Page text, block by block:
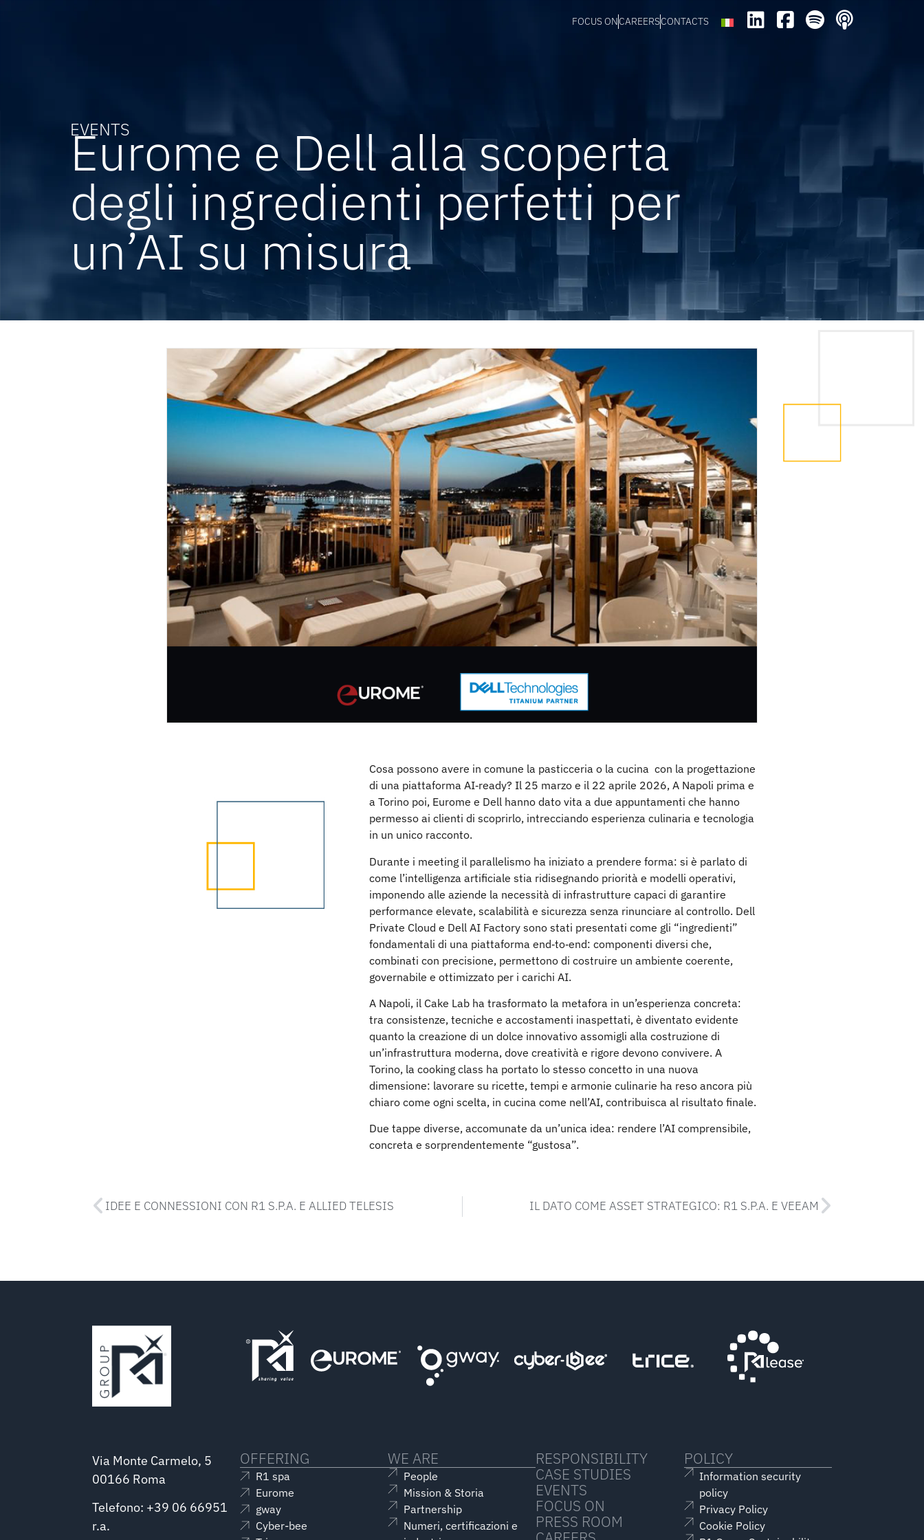
FOCUS ONCAREERSCONTACTS
EVENTS
Eurome e Dell alla scoperta
degli ingredienti perfetti per
un’AI su misura
Cosa possono avere in comune la pasticceria o la cucina con la progettazione
di una piattaforma AI‑ready? Il 25 marzo e il 22 aprile 2026, A Napoli prima e
a Torino poi, Eurome e Dell hanno dato vita a due appuntamenti che hanno
permesso ai clienti di scoprirlo, intrecciando esperienza culinaria e tecnologia
in un unico racconto.
Durante i meeting il parallelismo ha iniziato a prendere forma: si è parlato di
come l’intelligenza artificiale stia ridisegnando priorità e modelli operativi,
imponendo alle aziende la necessità di infrastrutture capaci di garantire
performance elevate, scalabilità e sicurezza senza rinunciare al controllo. Dell
Private Cloud e Dell AI Factory sono stati presentati come gli “ingredienti”
fondamentali di una piattaforma end‑to‑end: componenti diversi che,
combinati con precisione, permettono di costruire un ambiente coerente,
governabile e ottimizzato per i carichi AI.
A Napoli, il Cake Lab ha trasformato la metafora in un’esperienza concreta:
tra consistenze, tecniche e accostamenti inaspettati, è diventato evidente
quanto la creazione di un dolce innovativo assomigli alla costruzione di
un’infrastruttura moderna, dove creatività e rigore devono convivere. A
Torino, la cooking class ha portato lo stesso concetto in una nuova
dimensione: lavorare su ricette, tempi e armonie culinarie ha reso ancora più
chiaro come ogni scelta, in cucina come nell’AI, contribuisca al risultato finale.
Due tappe diverse, accomunate da un’unica idea: rendere l’AI comprensibile,
concreta e sorprendentemente “gustosa”.
IDEE E CONNESSIONI CON R1 S.P.A. E ALLIED TELESIS IL DATO COME ASSET STRATEGICO: R1 S.P.A. E VEEAM
Via Monte Carmelo, 5
00166 Roma
Telefono: +39 06 66951
r.a.
OFFERING
R1 spa
Eurome
gway
Cyber-bee
WE ARE
People
Mission & Storia
Partnership
Numeri, certificazioni e
RESPONSIBILITY
CASE STUDIES
EVENTS
FOCUS ON
PRESS ROOM
POLICY
Information security
policy
Privacy Policy
Cookie Policy